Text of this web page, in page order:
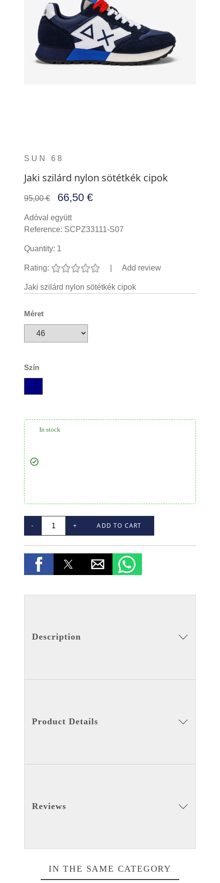
SUN 68
Jaki szilárd nylon sötétkék cipok
95,00 € 66,50 €
Adóval együtt
Reference: SCPZ33111-S07
Quantity: 1
Rating: Add review
Jaki szilárd nylon sötétkék cipok
Méret
Szín
In stock
- + ADD TO CART
Description
Product Details
Reviews
IN THE SAME CATEGORY